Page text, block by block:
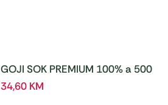
GOJI SOK PREMIUM 100% a 500
ml
34,60 KM